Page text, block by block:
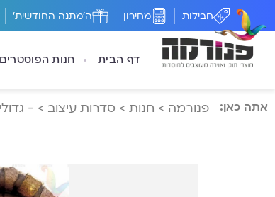
חבילות מחירון ה'מתנה החודשית'
דף הבית חנות הפוסטרים
אתה כאן: פנורמה > חנות > סדרות עיצוב >
-